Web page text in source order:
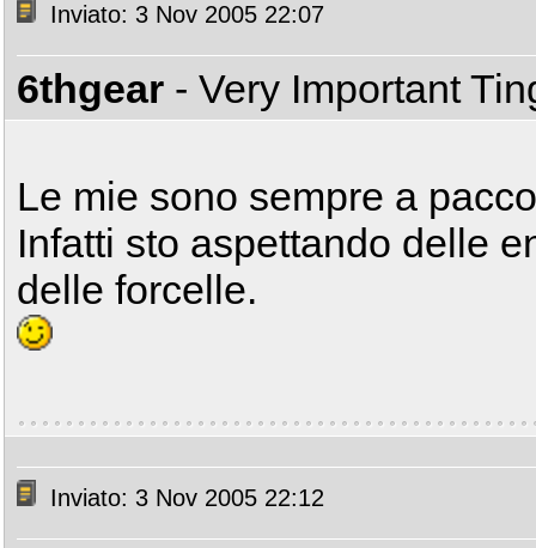
Inviato: 3 Nov 2005 22:07
6thgear - Very Important
Le mie sono sempre a
Infatti sto aspettando delle
delle forcelle.
Inviato: 3 Nov 2005 22:12